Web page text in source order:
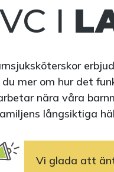
I
du mer om hur det
nära våra
långsiktiga
Vi glada att